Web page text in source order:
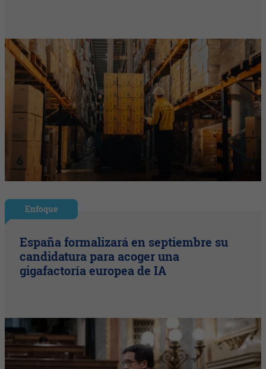
Enfoque
España formalizará en septiembre su
candidatura para acoger una
gigafactoría europea de IA